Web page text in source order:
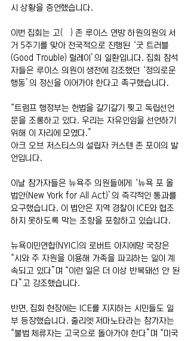
시 상황을 증언했습니다.
이번 집회는 고(故) 존 루이스 연방 하원의원의 서
거 5주기를 맞아 전국적으로 진행된 ‘굿 트러블
(Good Trouble) 릴레이’의 일환입니다. 집회 참석
자들은 루이스 의원이 생전에 강조했던 ‘정의로운
행동’의 정신을 이어가야 한다고 촉구했습니다.
“트럼프 행정부는 헌법을 갈기갈기 찢고 독립선언
문을 조롱하고 있다. 우리는 자유인임을 선언하기
위해 이 자리에 모였다.”
아크 오브 저스티스의 설립자 커스텐 존 포이의 발
언입니다.
이날 참가자들은 뉴욕주 의원들에게 ‘뉴욕 포 올
법안(New York for All Act)’의 즉각적인 통과를
요구했습니다. 이 법안은 지역 경찰이 ICE와 협조
하지 못하도록 막는 조항을 포함하고 있습니다.
뉴욕이민연합(NYIC)의 로버트 아지에망 국장은
“시와 주 자원을 이용해 가족을 파괴하는 일이 계
속되고 있다”며 “이런 일은 더 이상 반복돼선 안 된
다”고 강조했습니다.
반면, 집회 현장에는 ICE를 지지하는 시민들도 일
부 등장했습니다. 줄리엣 저마노타라는 참가자는
“불법 체류자는 고국으로 돌아가야 한다”며 “미국